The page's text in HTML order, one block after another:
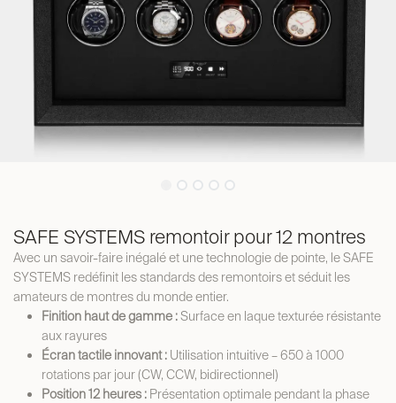
SAFE SYSTEMS remontoir pour 12 montres
Avec un savoir-faire inégalé et une technologie de pointe, le SAFE
SYSTEMS redéfinit les standards des remontoirs et séduit les
amateurs de montres du monde entier.
Finition haut de gamme :Surface en laque texturée résistante
aux rayures
Écran tactile innovant : Utilisation intuitive – 650 à 1000
rotations par jour (CW, CCW, bidirectionnel)
Position 12 heures : Présentation optimale pendant la phase